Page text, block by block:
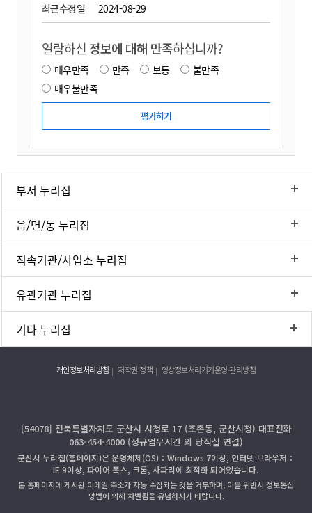
최근수정일 2024-08-29
열람하신 정보에 대해 만족하십니까?
매우만족 만족 보통
불만족
매우불만족
부서 누리집
읍/면/동 누리집
직속기관/사업소 누리집
유관기관 누리집
기타 누리집
개인정보처리방침 저작권 정책 영상정보처리기기운영·관리방침
[54078] 전북특별자치도 군산시 시청로 17 (조촌동, 군산시청) 대표전화
063-454-4000 (정규업무시간 외 당직실 연결)
군산시 누리집(홈페이지)은 운영체제(OS)：Windows 7이상, 인터넷 브라우저：
IE 9이상, 파이어 폭스, 크롬, 사파리에 최적화 되어있습니다.
본 홈페이지에 게시된 이메일 주소가 자동 수집되는 것을 거부하며, 이를 위반시 정보통신
망법에 의해 처벌됨을 유념하시기 바랍니다.